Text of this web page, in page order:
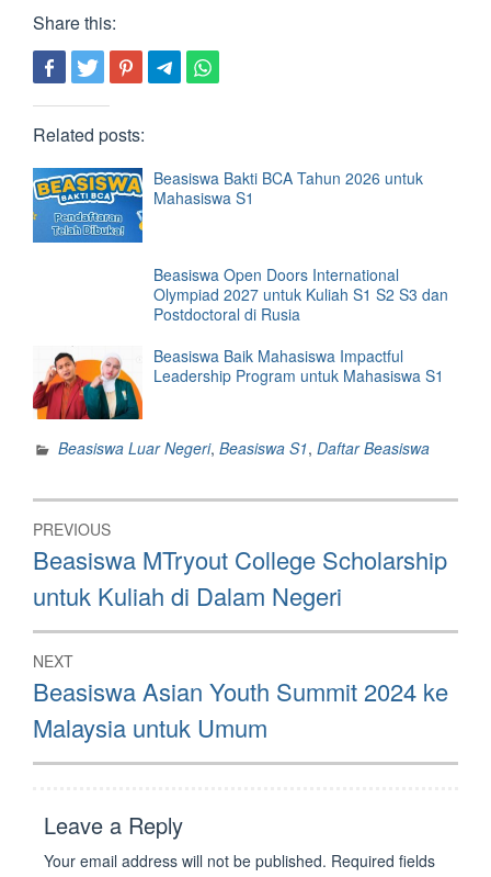
Share this:
Related posts:
Beasiswa Bakti BCA Tahun 2026 untuk
Mahasiswa S1
Beasiswa Open Doors International
Olympiad 2027 untuk Kuliah S1 S2 S3 dan
Postdoctoral di Rusia
Beasiswa Baik Mahasiswa Impactful
Leadership Program untuk Mahasiswa S1
Beasiswa Luar Negeri, Beasiswa S1, Daftar Beasiswa
Post
navigation
PREVIOUS
Previous
post:
Beasiswa MTryout College Scholarship
untuk Kuliah di Dalam Negeri
NEXT
Next
post:
Beasiswa Asian Youth Summit 2024 ke
Malaysia untuk Umum
Leave a Reply
Your email address will not be published. Required fields